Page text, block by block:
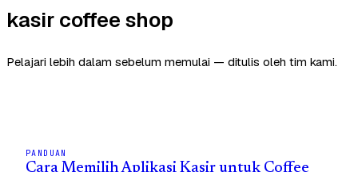
kasir coffee shop
Pelajari lebih dalam sebelum memulai — ditulis oleh tim kami.
PANDUAN
Cara Memilih Aplikasi Kasir untuk Coffee